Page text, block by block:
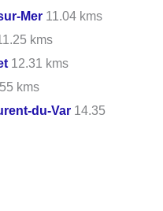
Mer 11.04 kms
kms
12.31 kms
kms
du-Var 14.35